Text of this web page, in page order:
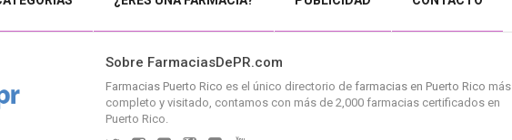
Sobre FarmaciasDePR.com
Farmacias Puerto Rico es el único directorio de farmacias en Puerto Rico más
completo y visitado, contamos con más de 2,000 farmacias certificados en
Puerto Rico.